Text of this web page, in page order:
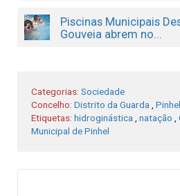
Piscinas Municipais
Gouveia abrem no...
Categorias: Sociedade
Concelho: Distrito da Guarda
Pinhel
Etiquetas: hidroginástica natação
Municipal de Pinhel